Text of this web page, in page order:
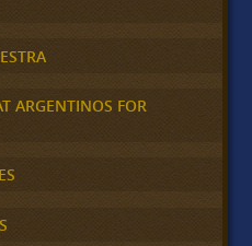
ARGENTINOS FOR